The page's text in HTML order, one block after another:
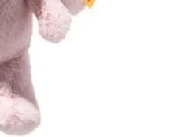
にお届けします。
すか。受取の際、関税な
のち欠品を行いお客様
W 様
で届けて頂きとても
ました」